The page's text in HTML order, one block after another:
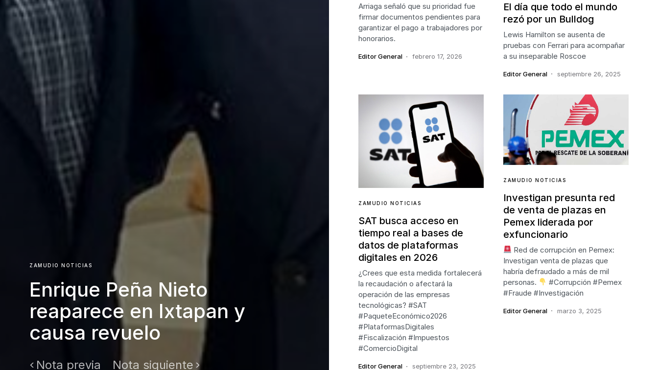
ZAMUDIO NOTICIAS
Enrique Peña Nieto
reaparece en Ixtapan y
causa revuelo
Nota previa Nota siguiente
Arriaga señaló que su prioridad fue
firmar documentos pendientes para
garantizar el pago a trabajadores por
honorarios.
Editor General febrero 17, 2026
El día que todo el mundo
rezó por un Bulldog
Lewis Hamilton se ausenta de
pruebas con Ferrari para acompañar
a su inseparable Roscoe
Editor General septiembre 26, 2025
ZAMUDIO NOTICIAS
SAT busca acceso en
tiempo real a bases de
datos de plataformas
digitales en 2026
¿Crees que esta medida fortalecerá
la recaudación o afectará la
operación de las empresas
tecnológicas? #SAT
#PaqueteEconómico2026
#PlataformasDigitales
#Fiscalización #Impuestos
#ComercioDigital
Editor General septiembre 23, 2025
ZAMUDIO NOTICIAS
Investigan presunta red
de venta de plazas en
Pemex liderada por
exfuncionario
Red de corrupción en Pemex:
Investigan venta de plazas que
habría defraudado a más de mil
personas.
#Corrupción #Pemex
#Fraude #Investigación
Editor General marzo 3, 2025